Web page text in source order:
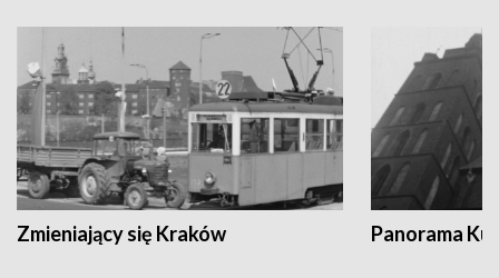
Zmieniający się Kraków Panorama